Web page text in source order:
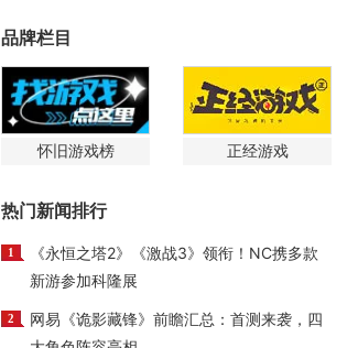
品牌栏目
怀旧游戏榜 正经游戏
热门新闻排行
1
《永恒之塔2》《激战3》领衔！NC携多款
新游参加科隆展
2
网易《诡影藏锋》前瞻汇总：首测来袭，四